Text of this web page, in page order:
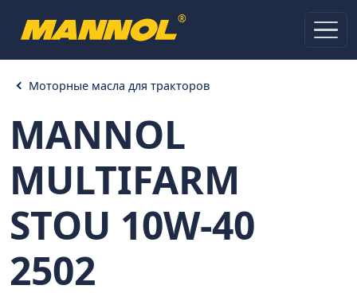
®
Моторные масла для тракторов
MANNOL
MULTIFARM
STOU 10W-40
2502